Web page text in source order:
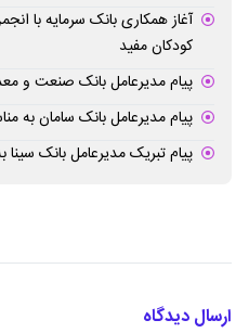
آغاز همکاری بانک سرمایه با
کودکان مفید
پیام مدیرعامل بانک صنعت و
پیام مدیرعامل بانک سامان به
پیام تبریک مدیرعامل بانک سینا
ارسال دیدگاه